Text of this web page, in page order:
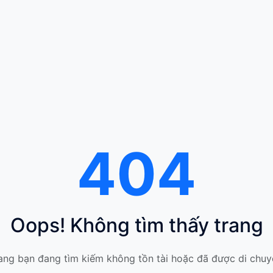
404
Oops! Không tìm thấy trang
bạn đang tìm kiếm không tồn tài hoặc đã được di